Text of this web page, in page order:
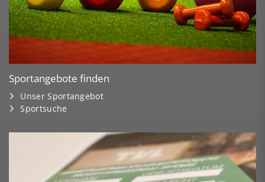
Sportangebote finden
Unser Sportangebot
Sportsuche